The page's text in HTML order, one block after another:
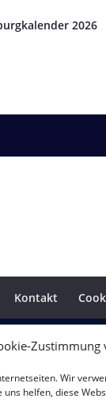
Zustimmung
Wir
helfen, diese
2026
Kontakt
Vertrag